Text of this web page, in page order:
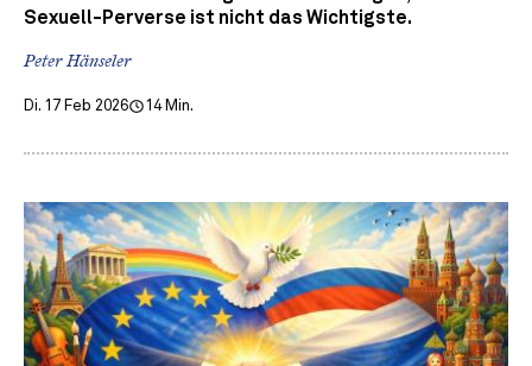
Sexuell-Perverse ist nicht das Wichtigste.
Peter Hänseler
Di. 17 Feb 2026 14 Min.